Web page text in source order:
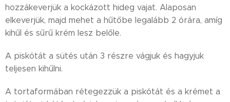
hozzákeverjük a kockázott hideg vajat. Alaposan
elkeverjük, majd mehet a hűtőbe legalább 2 órára, amíg
kihűl és sűrű krém lesz belőle.
A piskótát a sütés után 3 részre vágjuk és hagyjuk
teljesen kihűlni.
A tortaformában rétegezzük a piskótát és a krémet a